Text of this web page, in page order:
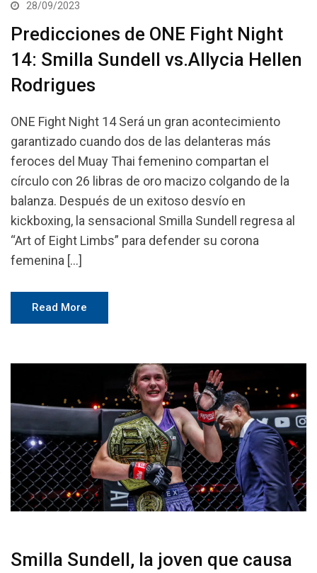
28/09/2023
Predicciones de ONE Fight Night
14: Smilla Sundell vs.Allycia Hellen
Rodrigues
ONE Fight Night 14 Será un gran acontecimiento
garantizado cuando dos de las delanteras más
feroces del Muay Thai femenino compartan el
círculo con 26 libras de oro macizo colgando de la
balanza. Después de un exitoso desvío en
kickboxing, la sensacional Smilla Sundell regresa al
“Art of Eight Limbs” para defender su corona
femenina […]
Read More
Smilla Sundell, la joven que causa